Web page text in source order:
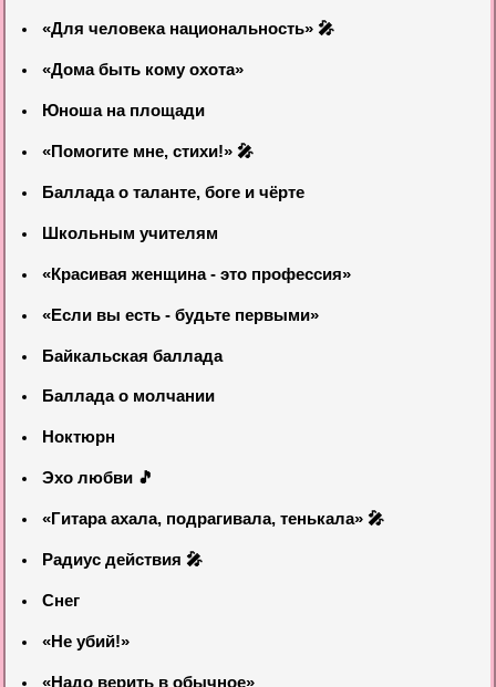
«Для человека национальность» 🎤
«Дома быть кому охота»
Юноша на площади
«Помогите мне, стихи!» 🎤
Баллада о таланте, боге и чёрте
Школьным учителям
«Красивая женщина - это профессия»
«Если вы есть - будьте первыми»
Байкальская баллада
Баллада о молчании
Ноктюрн
Эхо любви 🎵
«Гитара ахала, подрагивала, тенькала» 🎤
Радиус действия 🎤
Снег
«Не убий!»
«Надо верить в обычное»